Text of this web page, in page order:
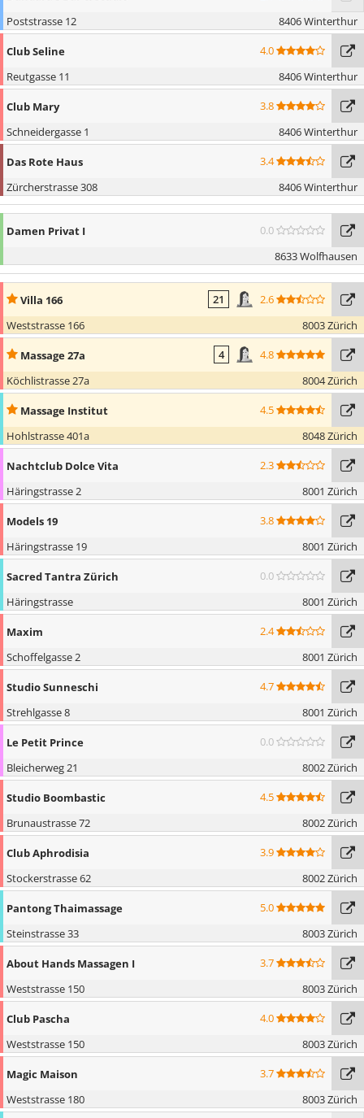
Poststrasse 12
8406 Winterthur
Club Seline
4.0
Reutgasse 11
8406 Winterthur
Club Mary
3.8
Schneidergasse 1
8406 Winterthur
Das Rote Haus
3.4
Zürcherstrasse 308
8406 Winterthur
Damen Privat I
0.0
8633 Wolfhausen
Villa 166 21
2.6
Weststrasse 166
8003 Zürich
Massage 27a 4
4.8
Köchlistrasse 27a
8004 Zürich
Massage Institut
4.5
Hohlstrasse 401a
8048 Zürich
Nachtclub Dolce Vita
2.3
Häringstrasse 2
8001 Zürich
Models 19
3.8
Häringstrasse 19
8001 Zürich
Sacred Tantra Zürich
0.0
Häringstrasse
8001 Zürich
Maxim
2.4
Schoffelgasse 2
8001 Zürich
Studio Sunneschi
4.7
Strehlgasse 8
8001 Zürich
Le Petit Prince
0.0
Bleicherweg 21
8002 Zürich
Studio Boombastic
4.5
Brunaustrasse 72
8002 Zürich
Club Aphrodisia
3.9
Stockerstrasse 62
8002 Zürich
Pantong Thaimassage
5.0
Steinstrasse 33
8003 Zürich
About Hands Massagen I
3.7
Weststrasse 150
8003 Zürich
Club Pascha
4.0
Weststrasse 150
8003 Zürich
Magic Maison
3.7
Weststrasse 180
8003 Zürich